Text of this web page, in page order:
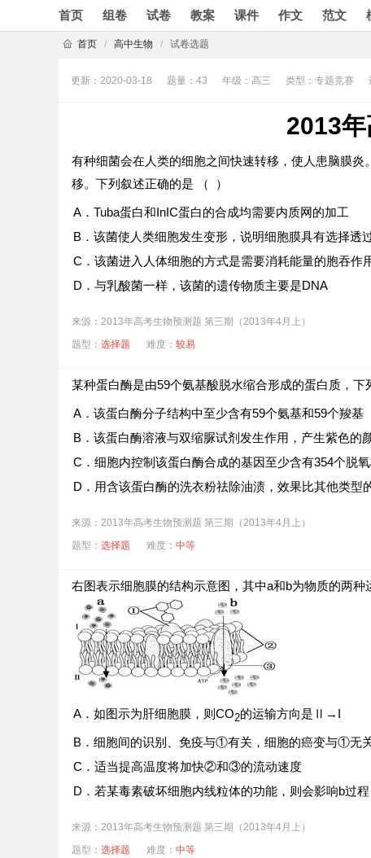
首页 组卷 试卷 教案 课件 作文 范文
首页 / 高中生物 / 试卷选题
更新：2020-03-18 题量：43 年级：高三 类型：专题竞赛
2013年
有种细菌会在人类的细胞之间快速转移，使人患脑膜
移。下列叙述正确的是 （ ）
A．Tuba蛋白和InIC蛋白的合成均需要内质网的加工
B．该菌使人类细胞发生变形，说明细胞膜具有选择透
C．该菌进入人体细胞的方式是需要消耗能量的胞吞作
D．与乳酸菌一样，该菌的遗传物质主要是DNA
来源：2013年高考生物预测题 第三期（2013年4月上）
题型： 选择题 难度： 较易
某种蛋白酶是由59个氨基酸脱水缩合形成的蛋白质，下
A．该蛋白酶分子结构中至少含有59个氨基和59个羧基
B．该蛋白酶溶液与双缩脲试剂发生作用，产生紫色的
C．细胞内控制该蛋白酶合成的基因至少含有354个脱
D．用含该蛋白酶的洗衣粉祛除油渍，效果比其他类型
来源：2013年高考生物预测题 第三期（2013年4月上）
题型： 选择题 难度： 中等
右图表示细胞膜的结构示意图，其中a和b为物质的两
A．如图示为肝细胞膜，则CO2的运输方向是Ⅱ→I
B．细胞间的识别、免疫与①有关，细胞的癌变与①无
C．适当提高温度将加快②和③的流动速度
D．若某毒素破坏细胞内线粒体的功能，则会影响b过程
来源：2013年高考生物预测题 第三期（2013年4月上）
题型： 选择题 难度： 中等